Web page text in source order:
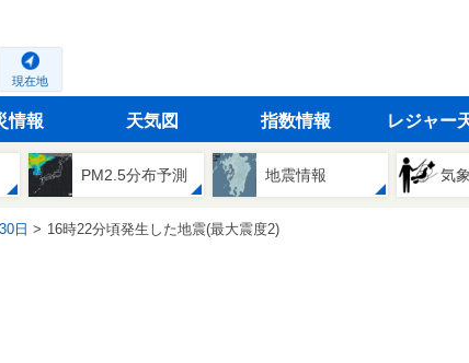
現在地
情報 天気図 指数情報 レジャー
PM2.5分布予測 地震情報 気
日 16時22分頃発生した地震(最大震度2)